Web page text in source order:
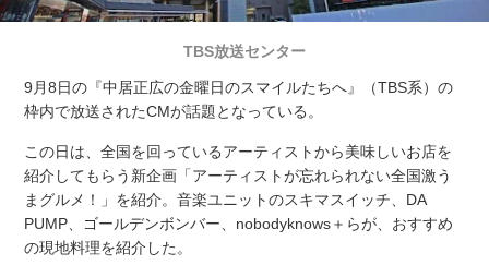
TBS放送センター
9月8日の『中居正広の金曜日のスマイルたちへ』（TBS系）の
枠内で放送されたCMが話題となっている。
この日は、全国を回っているアーティストから美味しいお店を
紹介してもらう新企画「アーティストが忘れられない全国激う
まグルメ！」を紹介。音楽ユニットのスキマスイッチ、DA
PUMP、ゴールデンボンバー、nobodyknows＋らが、おすすめ
の現地料理を紹介した。